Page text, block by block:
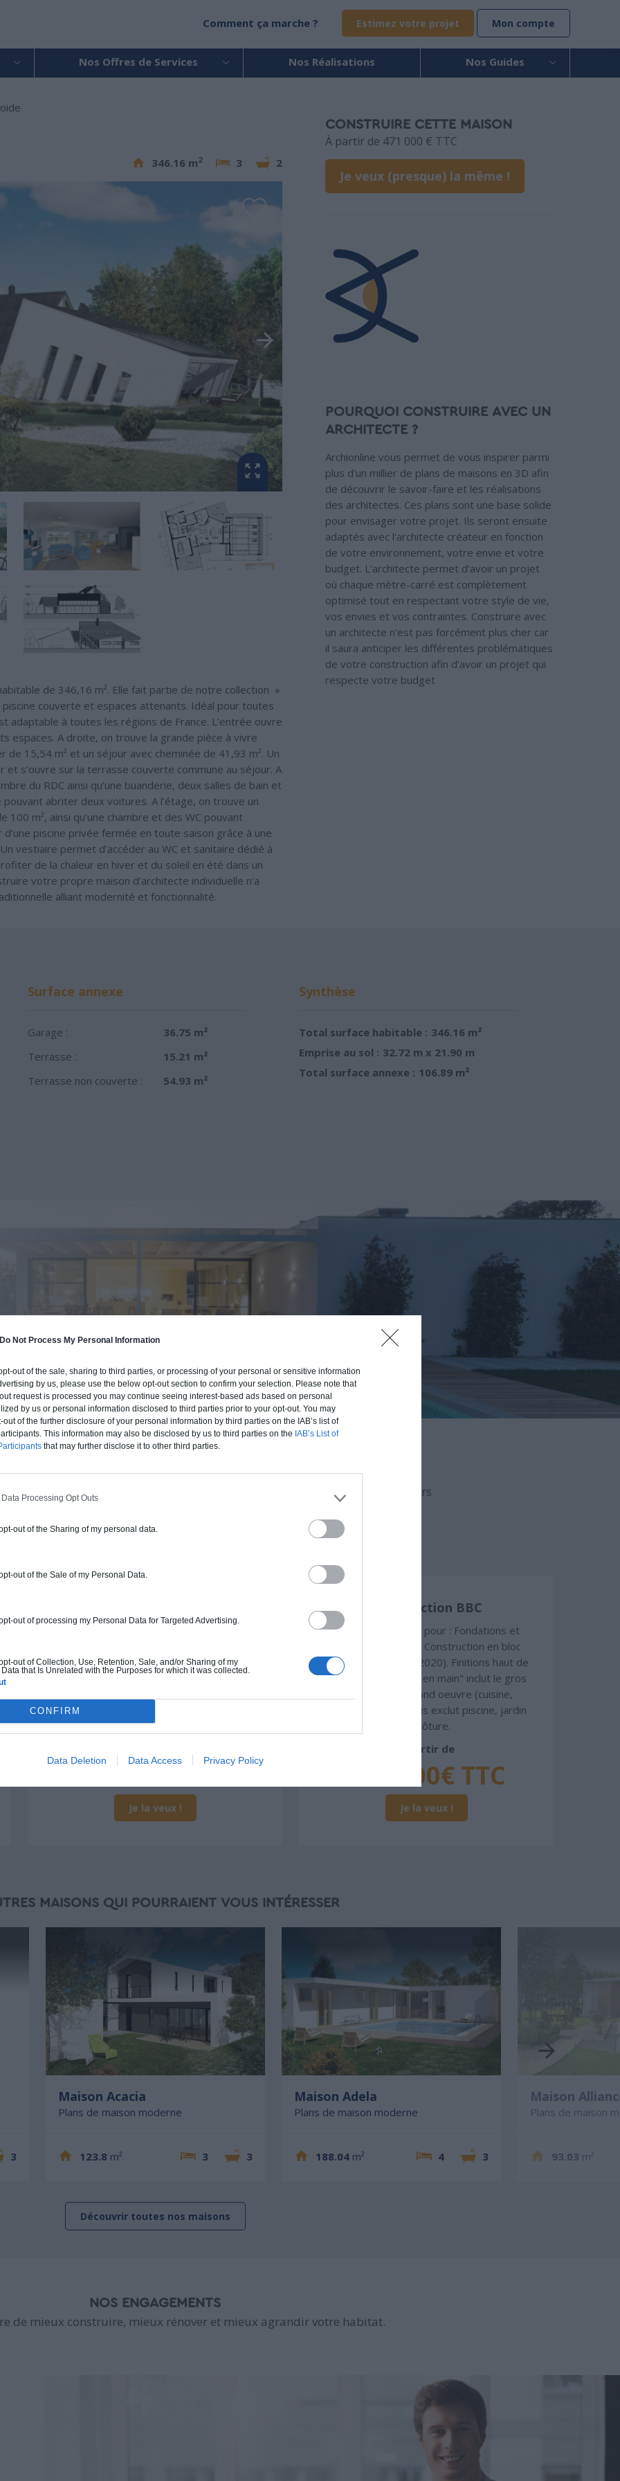
Do Not Process My Personal Information
out of the sale, sharing to third parties, or processing of your personal or sensitive information
by us, please use the below opt-out section to confirm your selection. Please note that
request is processed you may continue seeing interest-based ads based on personal
by us or personal information disclosed to third parties prior to your opt-out. You may
of the further disclosure of your personal information by third parties on the IAB’s list of
This information may also be disclosed by us to third parties on the IAB’s List of
that may further disclose it to other third parties.
Processing Opt Outs
out of the Sharing of my personal data.
out of the Sale of my Personal Data.
out of processing my Personal Data for Targeted Advertising.
out of Collection, Use, Retention, Sale, and/or Sharing of my
that Is Unrelated with the Purposes for which it was collected.
CONFIRM
Data Deletion Data Access Privacy Policy
Comment ça marche ? Estimez votre projet Mon compte
Nos Offres de Services Nos Réalisations Nos Guides
346.16 m2 3 2
de 346,16 m². Elle fait partie de notre collection »
couverte et espaces attenants. Idéal pour toutes
adaptable à toutes les régions de France. L’entrée ouvre
espaces. A droite, on trouve la grande pièce à vivre
de 15,54 m² et un séjour avec cheminée de 41,93 m². Un
s’ouvre sur la terrasse couverte commune au séjour. A
du RDC ainsi qu’une buanderie, deux salles de bain et
abriter deux voitures. A l’étage, on trouve un
m², ainsi qu’une chambre et des WC pouvant
piscine privée fermée en toute saison grâce à une
vestiaire permet d’accéder au WC et sanitaire dédié à
de la chaleur en hiver et du soleil en été dans un
votre propre maison d’architecte individuelle n’a
alliant modernité et fonctionnalité.
CONSTRUIRE CETTE MAISON
À partir de 471 000 € TTC
Je veux (presque) la même !
POURQUOI CONSTRUIRE AVEC UN
ARCHITECTE ?
Archionline vous permet de vous inspirer parmi
plus d'un millier de plans de maisons en 3D afin
de découvrir le savoir-faire et les réalisations
des architectes. Ces plans sont une base solide
pour envisager votre projet. Ils seront ensuite
adaptés avec l'architecte créateur en fonction
de votre environnement, votre envie et votre
budget. L'architecte permet d'avoir un projet
où chaque mètre-carré est complètement
optimisé tout en respectant votre style de vie,
vos envies et vos contraintes. Construire avec
un architecte n'est pas forcément plus cher car
il saura anticiper les différentes problématiques
de votre construction afin d'avoir un projet qui
respecte votre budget
Surface annexe
Garage :
36.75 m²
Terrasse :
15.21 m²
Terrasse non couverte :
54.93 m²
Synthèse
Total surface habitable : 346.16 m²
Emprise au sol : 32.72 m x 21.90 m
Total surface annexe : 106.89 m²
BUDGET ET PROCÉDÉ
un chiffrage estimatif pour la construction de cette maison en fonction du
type de livraison souhaité : auto-construction, clos couvert (hors d'eau, hors
ossature bois isolé. Finitions haut de
gamme. Le prix "clé en main" inclut le gros
peinture, sols...), mais exclut piscine, jardin
et clôture.
684 000€ TTC
Je la veux !
Construction BBC
Chiffrage estimatif pour : Fondations et
normes standards. Construction en bloc
coffrant isolant (RT 2020). Finitions haut de
gamme. Le prix "clé en main" inclut le gros
oeuvre et le second oeuvre (cuisine,
peinture, sols...), mais exclut piscine, jardin
et clôture.
À partir de
793 000€ TTC
Je la veux !
MAISONS QUI POURRAIENT VOUS INTÉRESSER
3
Maison Acacia
Plans de maison moderne
123.8 m² 3 3
Maison Adela
Plans de maison moderne
188.04 m² 4 3
Maison
Plans de maison
93.03 m²
Découvrir toutes nos maisons
NOS ENGAGEMENTS
de mieux construire, mieux rénover et mieux agrandir votre habitat.